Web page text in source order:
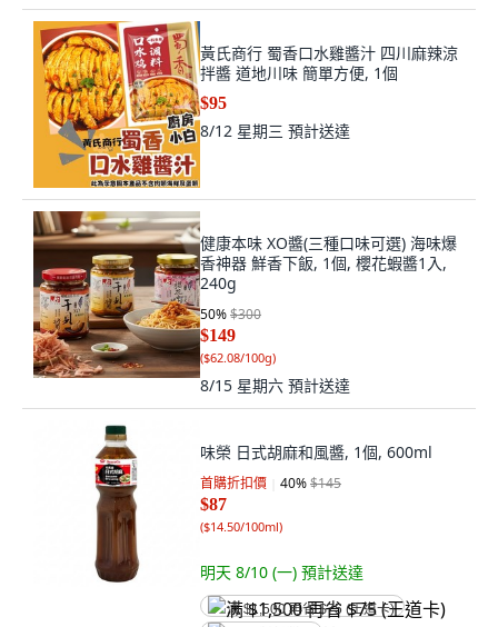
黃氏商行 蜀香口水雞醬汁 四川麻辣涼
拌醬 道地川味 簡單方便, 1個
$95
8/12 星期三 預計送達
健康本味 XO醬(三種口味可選) 海味爆
香神器 鮮香下飯, 1個, 櫻花蝦醬1入,
240g
50%$300
$149
($62.08/100g)
8/15 星期六 預計送達
味榮 日式胡麻和風醬, 1個, 600ml
首購折扣價 40%$145
$87
($14.50/100ml)
明天 8/10 (一) 預計送達
满 $1,500 再省 $75 (王道卡)